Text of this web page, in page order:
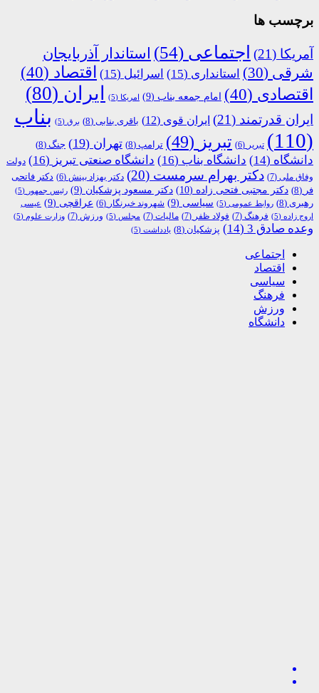
برچسب ها
آمریکا (21) اجتماعی (54)
استاندار آذربایجان
شرقی (30) استانداری (15) اسرائیل (15) اقتصاد (40)
اقتصادی (40) امام جمعه بناب (9) امریکا (5) ایران (80)
ایران قدرتمند (21) ایران قوی (12) باقری بنابی (8) برق (5)
بناب
(110)
تبریر (6) تبریز (49) ترامپ (8) تهران (19) جنگ (8)
دانشگاه (14) دانشگاه بناب (16) دانشگاه صنعتی تبریز (16)
دولت
وفاق ملی (7) دکتر بهرام سرمست (20) دکتر بهزاد بینش (6)
دکتر فاتحی
فر (8) دکتر مجتبی فتحی زاده (10) دکتر مسعود پزشکیان (9) رئیس جمهور (5)
رهبری (8) روابط عمومی (5) سیاسی (9) شهروند خبرنگار (6) عراقچی (9)
عیسی
اروج زاده (5) فرهنگ (7) فولاد ظفر (7) مالیات (7) مجلس (5) ورزش (7) وزارت علوم (5)
وعده صادق 3 (14) پزشکیان (8) یادداشت (5)
اجتماعی
اقتصاد
سیاسی
فرهنگ
ورزش
دانشگاه